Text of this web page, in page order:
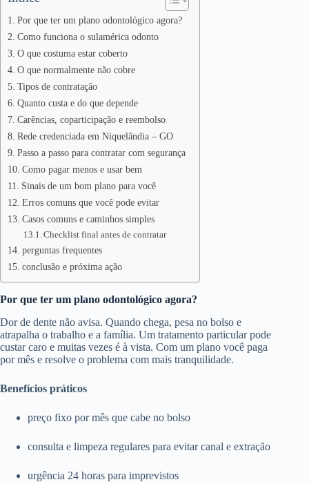
Por que ter um plano odontológico agora?
Como funciona o sulamérica odonto
O que costuma estar coberto
O que normalmente não cobre
Tipos de contratação
Quanto custa e do que depende
Carências, coparticipação e reembolso
Rede credenciada em Niquelândia – GO
Passo a passo para contratar com segurança
Como pagar menos e usar bem
Sinais de um bom plano para você
Erros comuns que você pode evitar
Casos comuns e caminhos simples
Checklist final antes de contratar
perguntas frequentes
conclusão e próxima ação
Por que ter um plano odontológico agora?
Dor de dente não avisa. Quando chega, pesa no bolso e
atrapalha o trabalho e a família. Um tratamento particular pode
custar caro e muitas vezes é à vista. Com um plano você paga
por mês e resolve o problema com mais tranquilidade.
Benefícios práticos
preço fixo por mês que cabe no bolso
consulta e limpeza regulares para evitar canal e extração
urgência 24 horas para imprevistos